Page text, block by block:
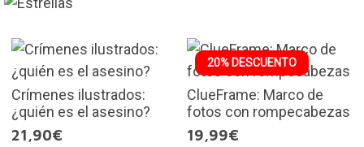
Crímenes ilustrados:
¿quién es el asesino?
21,90€
20% DESCUENTO
ClueFrame: Marco de
fotos con rompecabezas
19,99€